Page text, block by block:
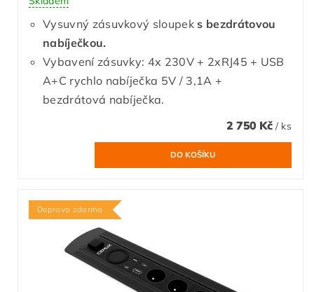
Vysuvný zásuvkový sloupeks bezdrátovou
nabíječkou.
Vybavení zásuvky: 4x 230V + 2xRJ45 + USB
A+C rychlo nabíječka 5V / 3,1A +
bezdrátová nabíječka.
2 750 Kč / ks
Doprava zdarma